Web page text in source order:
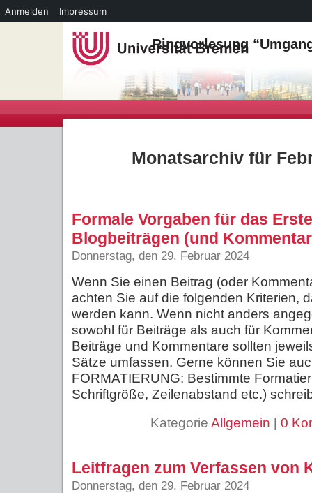
Ringvorlesung
Monatsarchiv für
Formale Vorgaben für das
Blogbeiträgen (und
Donnerstag, den 29. Februar 2024
Wenn Sie einen Beitrag (oder
achten Sie auf die folgenden Kriterien,
werden kann. Wenn nicht anders
sowohl für Beiträge als auch für
Beiträge und Kommentare sollten
Sätze umfassen. Gerne können Sie
FORMATIERUNG: Bestimmte
Schriftgröße, Zeilenabstand etc.)
Kategorie Allgemein 0
Leitfragen zum Verfassen von
Donnerstag, den 29. Februar 2024
Anmelden Impressum